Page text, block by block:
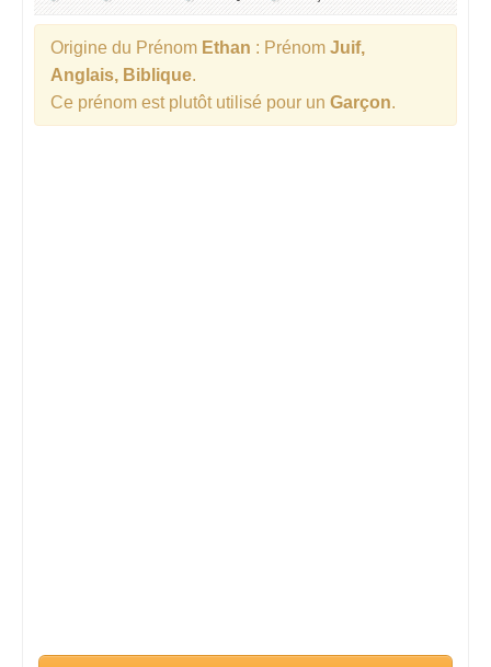
Origine du Prénom Ethan : Prénom Juif,
Anglais, Biblique.
Ce prénom est plutôt utilisé pour un Garçon.